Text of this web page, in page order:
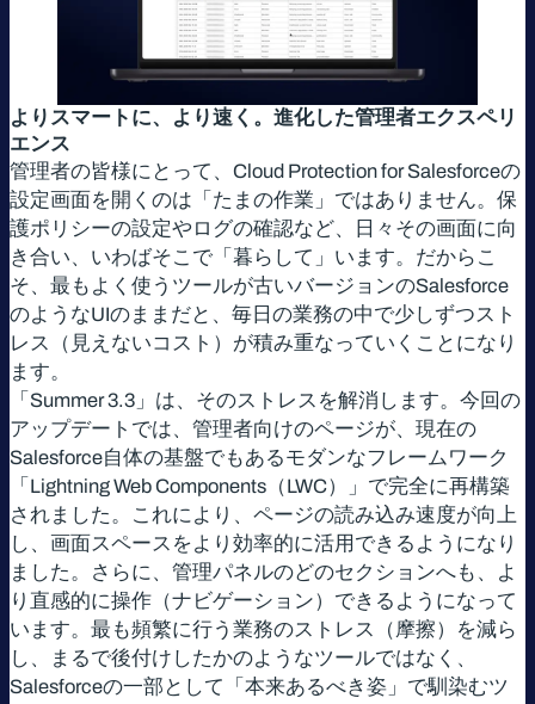
よりスマートに、より速く。進化した管理者エクスペリ
エンス
管理者の皆様にとって、Cloud Protection for Salesforceの
設定画面を開くのは「たまの作業」ではありません。保
護ポリシーの設定やログの確認など、日々その画面に向
き合い、いわばそこで「暮らして」います。だからこ
そ、最もよく使うツールが古いバージョンのSalesforce
のようなUIのままだと、毎日の業務の中で少しずつスト
レス（見えないコスト）が積み重なっていくことになり
ます。
「Summer 3.3」は、そのストレスを解消します。今回の
アップデートでは、管理者向けのページが、現在の
Salesforce自体の基盤でもあるモダンなフレームワーク
「Lightning Web Components（LWC）」で完全に再構築
されました。これにより、ページの読み込み速度が向上
し、画面スペースをより効率的に活用できるようになり
ました。さらに、管理パネルのどのセクションへも、よ
り直感的に操作（ナビゲーション）できるようになって
います。最も頻繁に行う業務のストレス（摩擦）を減ら
し、まるで後付けしたかのようなツールではなく、
Salesforceの一部として「本来あるべき姿」で馴染むツ